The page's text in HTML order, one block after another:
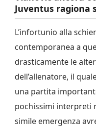
Juventus ragiona
L’infortunio alla
contemporanea a
drasticamente le
dell’allenatore, il
una partita
pochissimi interpreti
simile emergenza